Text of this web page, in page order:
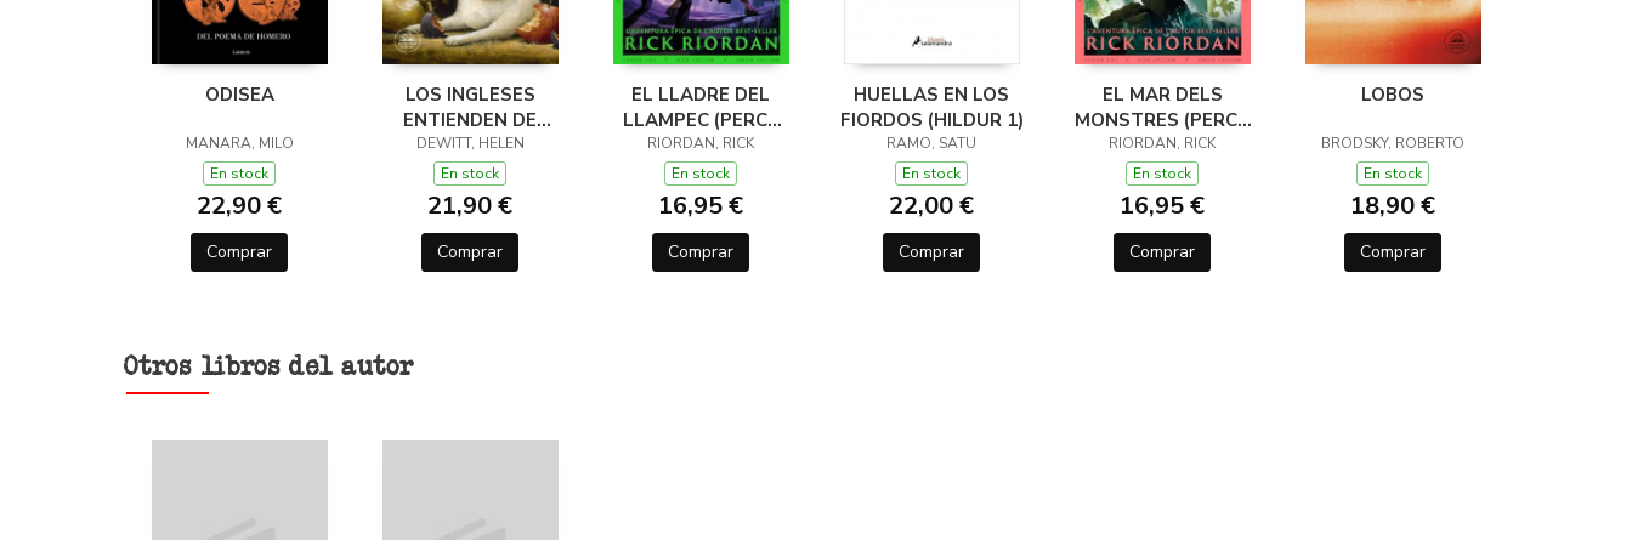
ODISEA
MANARA, MILO
En stock
22,90 €
Comprar
LOS INGLESES
ENTIENDEN DE
LANA (Y OTROS
TRUCOS)
DEWITT, HELEN
En stock
21,90 €
Comprar
EL LLADRE DEL
LLAMPEC (PERCY
JACKSON I ELS
DÉUS DE L'OLIMP 1)
RIORDAN, RICK
En stock
16,95 €
Comprar
HUELLAS EN LOS
FIORDOS (HILDUR 1)
RAMO, SATU
En stock
22,00 €
Comprar
EL MAR DELS
MONSTRES (PERCY
JACKSON I ELS
DÉUS DE L'OLIMP 2)
RIORDAN, RICK
En stock
16,95 €
Comprar
LOBOS
BRODSKY, ROBERTO
En stock
18,90 €
Comprar
Otros libros del autor